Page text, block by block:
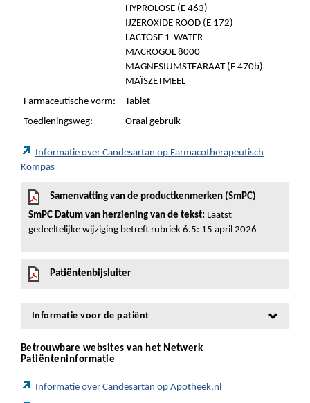
HYPROLOSE (E 463)
IJZEROXIDE ROOD (E 172)
LACTOSE 1-WATER
MACROGOL 8000
MAGNESIUMSTEARAAT (E 470b)
MAÏSZETMEEL
Farmaceutische vorm:
Tablet
Toedieningsweg:
Oraal gebruik
Informatie over Candesartan op Farmacotherapeutisch
Kompas
Samenvatting van de productkenmerken (SmPC)
SmPC Datum van herziening van de tekst: Laatst
gedeeltelijke wijziging betreft rubriek 6.5: 15 april 2026
Patiëntenbijsluiter
Informatie voor de patiënt
Betrouwbare websites van het Netwerk
Patiënteninformatie
Informatie over Candesartan op Apotheek.nl